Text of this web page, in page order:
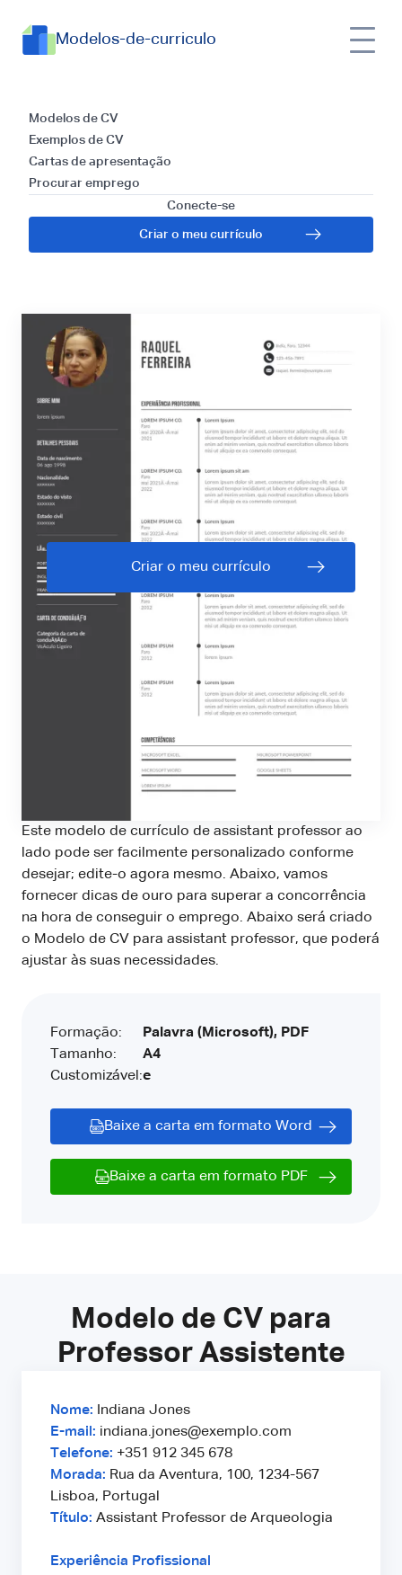
Modelos-de-curriculo
Modelos de CV
Exemplos de CV
Cartas de apresentação
Procurar emprego
Conecte-se
Criar o meu currículo
Currículos para
Assistant Professor:
Guia e Dicas para
2025
Criar o meu currículo
Este modelo de currículo de assistant professor ao
lado pode ser facilmente personalizado conforme
desejar; edite-o agora mesmo. Abaixo, vamos
fornecer dicas de ouro para superar a concorrência
na hora de conseguir o emprego. Abaixo será criado
o Modelo de CV para assistant professor, que poderá
ajustar às suas necessidades.
Formação:
Tamanho:
Customizável:
Palavra (Microsoft), PDF
A4
e
Baixe a carta em formato Word
Baixe a carta em formato PDF
Modelo de CV para
Professor Assistente
Nome: Indiana Jones
E-mail: indiana.jones@exemplo.com
Telefone: +351 912 345 678
Morada: Rua da Aventura, 100, 1234-567
Lisboa, Portugal
Título: Assistant Professor de Arqueologia
Experiência Profissional